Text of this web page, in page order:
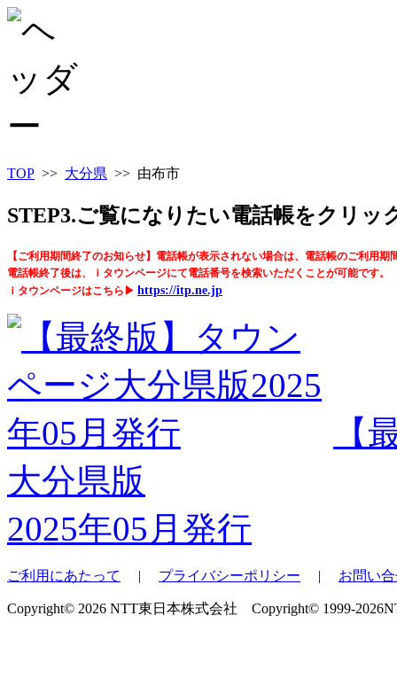
TOP >> 大分県 >> 由布市
STEP3.ご覧になりたい電話帳をクリッ
【ご利用期間終了のお知らせ】電話帳が表示されない場合は、電話帳のご利用期
電話帳終了後は、ｉタウンページにて電話番号を検索いただくことが可能です。
ｉタウンページはこちら▶ https://itp.ne.jp
【
大分県版
2025年05月発行
ご利用にあたって | プライバシーポリシー | お問い
Copyright© 2026 NTT東日本株式会社 Copyright© 1999-